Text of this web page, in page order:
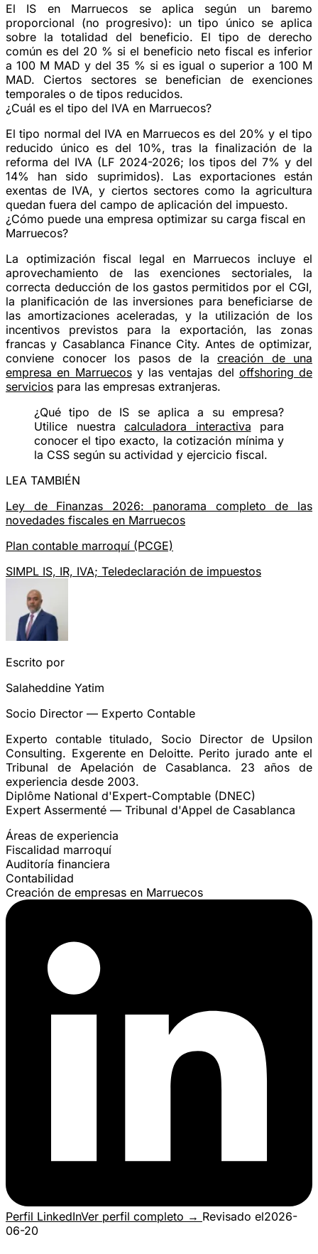
El IS en Marruecos se aplica según un baremo
proporcional (no progresivo): un tipo único se aplica
sobre la totalidad del beneficio. El tipo de derecho
común es del 20 % si el beneficio neto fiscal es inferior
a 100 M MAD y del 35 % si es igual o superior a 100 M
MAD. Ciertos sectores se benefician de exenciones
temporales o de tipos reducidos.
¿Cuál es el tipo del IVA en Marruecos?
El tipo normal del IVA en Marruecos es del 20% y el tipo
reducido único es del 10%, tras la finalización de la
reforma del IVA (LF 2024-2026; los tipos del 7% y del
14% han sido suprimidos). Las exportaciones están
exentas de IVA, y ciertos sectores como la agricultura
quedan fuera del campo de aplicación del impuesto.
¿Cómo puede una empresa optimizar su carga fiscal en
Marruecos?
La optimización fiscal legal en Marruecos incluye el
aprovechamiento de las exenciones sectoriales, la
correcta deducción de los gastos permitidos por el CGI,
la planificación de las inversiones para beneficiarse de
las amortizaciones aceleradas, y la utilización de los
incentivos previstos para la exportación, las zonas
francas y Casablanca Finance City. Antes de optimizar,
conviene conocer los pasos de la creación de una
empresa en Marruecosy las ventajas del offshoring de
servicios para las empresas extranjeras.
¿Qué tipo de IS se aplica a su empresa?
Utilice nuestra calculadora interactiva para
conocer el tipo exacto, la cotización mínima y
la CSS según su actividad y ejercicio fiscal.
LEA TAMBIÉN
Ley de Finanzas 2026: panorama completo de las
novedades fiscales en Marruecos
Plan contable marroquí (PCGE)
SIMPL IS, IR, IVA; Teledeclaración de impuestos
Escrito por
Salaheddine Yatim
Socio Director — Experto Contable
Experto contable titulado, Socio Director de Upsilon
Consulting. Exgerente en Deloitte. Perito jurado ante el
Tribunal de Apelación de Casablanca. 23 años de
experiencia desde 2003.
Diplôme National d'Expert-Comptable (DNEC)
Expert Assermenté — Tribunal d'Appel de Casablanca
Áreas de experiencia
Fiscalidad marroquí
Auditoría financiera
Contabilidad
Creación de empresas en Marruecos
Perfil LinkedInVer perfil completo → Revisado el2026-
06-20